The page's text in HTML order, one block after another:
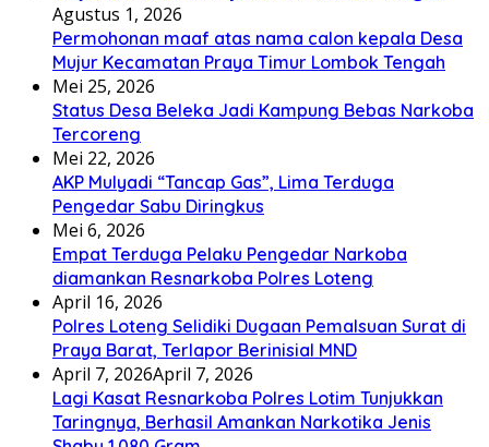
Agustus 1, 2026
Permohonan maaf atas nama calon kepala Desa
Mujur Kecamatan Praya Timur Lombok Tengah
Mei 25, 2026
Status Desa Beleka Jadi ‎Kampung Bebas Narkoba
Tercoreng
Mei 22, 2026
AKP Mulyadi “Tancap Gas”, Lima Terduga
Pengedar Sabu Diringkus
Mei 6, 2026
Empat Terduga Pelaku Pengedar Narkoba
diamankan Resnarkoba Polres Loteng
April 16, 2026
Polres Loteng Selidiki Dugaan Pemalsuan Surat di
Praya Barat, Terlapor Berinisial MND
April 7, 2026April 7, 2026
Lagi Kasat Resnarkoba Polres Lotim Tunjukkan
Taringnya, Berhasil Amankan Narkotika Jenis